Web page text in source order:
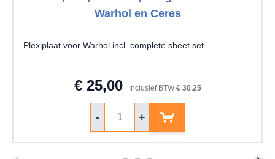
Warhol en Ceres
Plexiplaat voor Warhol incl. complete sheet set.
€ 25,00 Inclusief BTW € 30,25
- +